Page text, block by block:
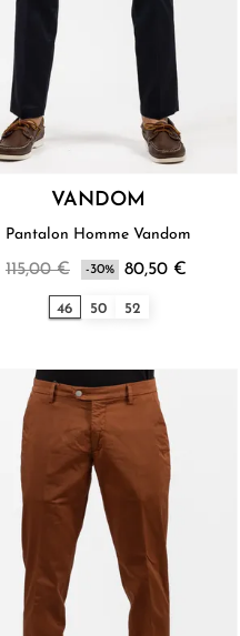
VANDOM
Pantalon Homme Vandom
115,00 € -30% 80,50 €
46 50 52